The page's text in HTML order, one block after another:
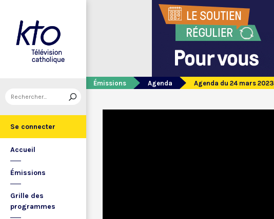
Se connecter
Accueil
Émissions
Grille des
programmes
Émissions Agenda Agenda du 24 mars 2023